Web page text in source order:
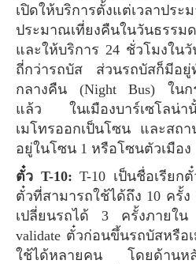
เปิดให้บริการตั้งแต่เวลา
ประมาณเที่ยงคืนในวันธร
และให้บริการ 24 ชั่วโมงใน
ถี่กว่ารถบัส ส่วนรถบัสก็มีอ
กลางคืน (Night Bus) ใน
แล้ว ในเมืองบาร์เซโลน่านั้
เมโทรออกเป็นโซน และสถ
อยู่ในโซน 1 หรือโซนตัวเมือง
ตั๋ว T-10: T-10 เป็นชื่อเรียก
ตั๋วที่สามารถใช้ได้ถึง 10 ครั้
เปลี่ยนรถได้ 3 ครั้งภายใ
validate ตั๋วก่อนขึ้นรถบัสหรือ
ใช้ได้หลายคน โดยด้านหลั